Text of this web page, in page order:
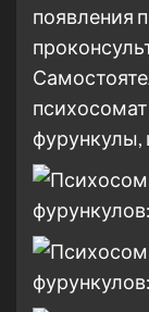
появления
фурункулы,